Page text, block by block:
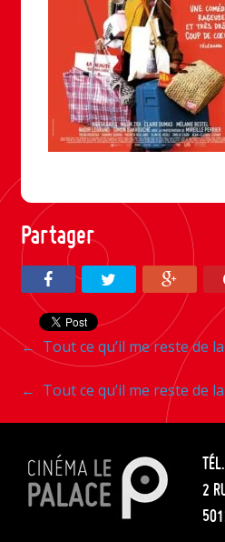
Partager
Navigation
entre
les
articles
← Tout ce qu’il me reste de
Navigation
entre
les
articles
← Tout ce qu’il me reste de
2